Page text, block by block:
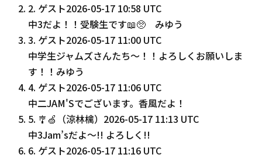
2. ゲスト2026-05-17 10:58 UTC
中3だよ！！受験生です📖🥺 みゆう
3. ゲスト2026-05-17 11:00 UTC
中学生ジャムズさんたち〜！！よろしくお願いしま
す！！みゆう
4. ゲスト2026-05-17 11:06 UTC
中二JAM'Sでございます。香風だよ！
5. 🎐🍏（涼林檎） 2026-05-17 11:13 UTC
中3Jam’sだよ〜!! よろしく!!
6. ゲスト2026-05-17 11:16 UTC